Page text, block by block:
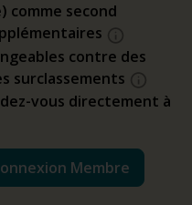
second
contre des
surclassements
vous directement à
Membre